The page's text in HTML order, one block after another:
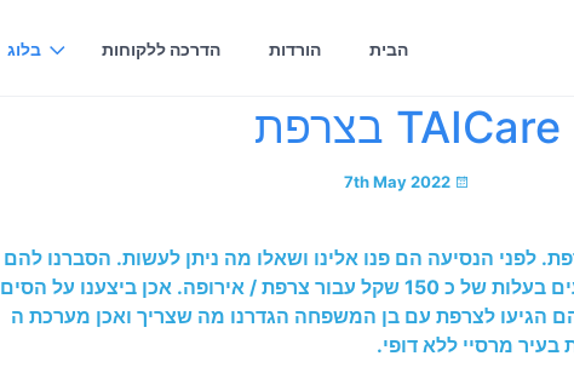
הבית הורדות הדרכה ללקוחות בלוג
TAICare בצרפת
לפני הנסיעה הם פנו אלינו ושאלו מה ניתן לעשות. הסברנו להם
שניתן לעשות תוכנית לשבועים בעלות של כ 150 שקל עבור צרפת / אירופה. אכן ביצענו על הסים
הגיעו לצרפת עם בן המשפחה הגדרנו מה שצריך ואכן מערכת ה